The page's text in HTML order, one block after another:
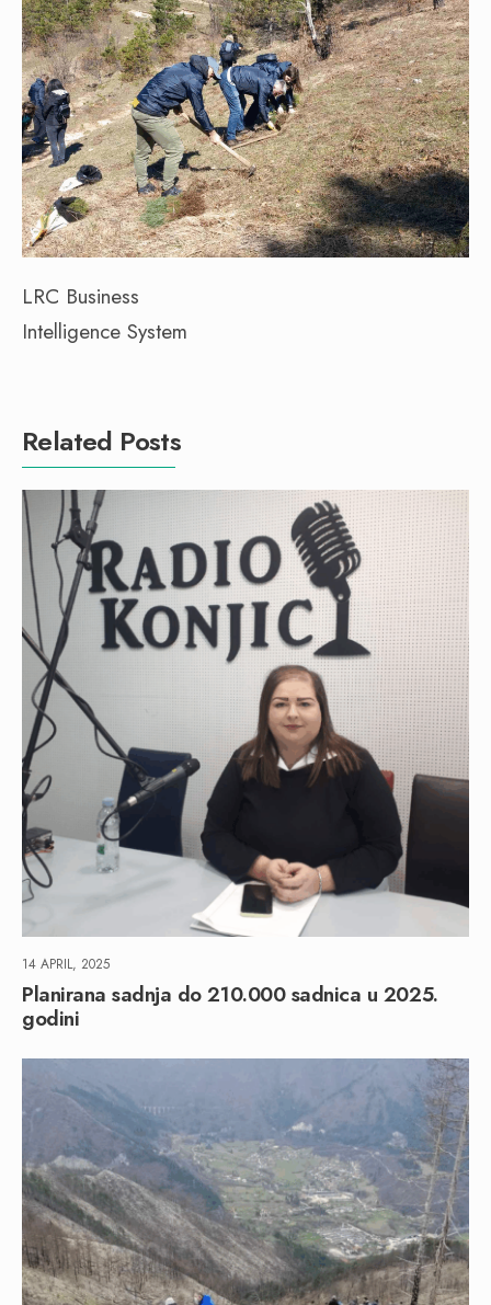
LRC Business
Intelligence System
Related Posts
14 APRIL, 2025
Planirana sadnja do 210.000 sadnica u 2025.
godini